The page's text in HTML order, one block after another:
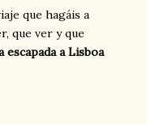
que hagáis a
que ver y que
escapada a Lisboa